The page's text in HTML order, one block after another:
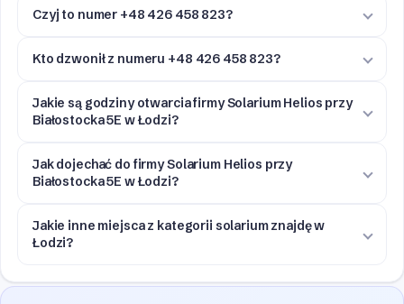
Czyj to numer +48 426 458 823?
Kto dzwonił z numeru +48 426 458 823?
Jakie są godziny otwarcia firmy Solarium Helios przy
Białostocka 5E w Łodzi?
Jak dojechać do firmy Solarium Helios przy
Białostocka 5E w Łodzi?
Jakie inne miejsca z kategorii solarium znajdę w
Łodzi?